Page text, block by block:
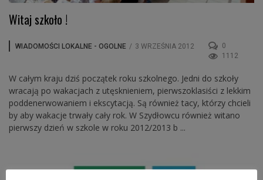
Witaj szkoło !
WIADOMOŚCI LOKALNE - OGOLNE / 3 WRZEŚNIA 2012
0
1112
W całym kraju dziś początek roku szkolnego. Jedni do szkoły
wracają po wakacjach z utęsknieniem, pierwszoklasiści z lekkim
poddenerwowaniem i ekscytacją. Są również tacy, którzy chcieli
by aby wakacje trwały cały rok. W Szydłowcu również witano
pierwszy dzień w szkole w roku 2012/2013 b ...